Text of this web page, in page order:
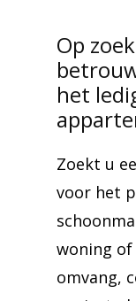
Op
het
Zoekt u
voor het
woning
omvang,